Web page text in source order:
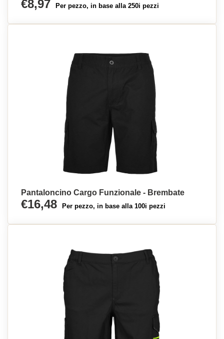
€8,97 Per pezzo, in base alla 250i pezzi
Pantaloncino Cargo Funzionale - Brembate
€16,48 Per pezzo, in base alla 100i pezzi